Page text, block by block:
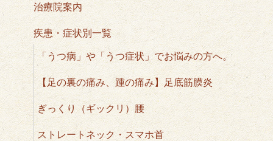
治療院案内
疾患・症状別一覧
「うつ病」や「うつ症状」でお悩みの方へ。
【足の裏の痛み、踵の痛み】足底筋膜炎
ぎっくり（ギックリ）腰
ストレートネック・スマホ首